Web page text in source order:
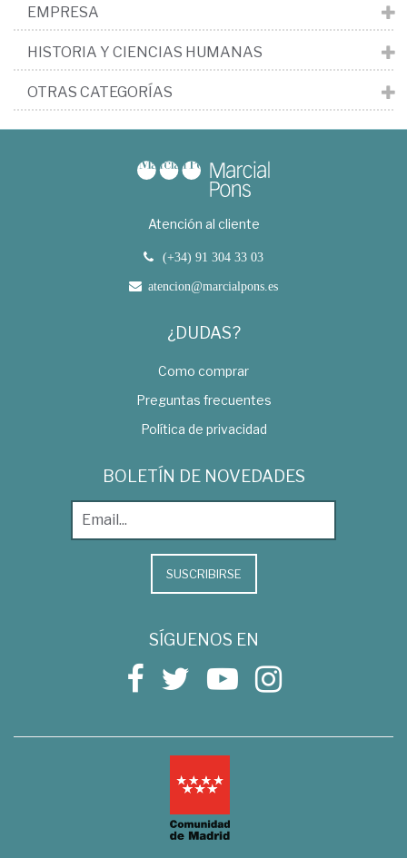
EMPRESA
HISTORIA Y CIENCIAS HUMANAS
OTRAS CATEGORÍAS
Atención al cliente
(+34) 91 304 33 03
atencion@marcialpons.es
¿DUDAS?
Como comprar
Preguntas frecuentes
Política de privacidad
BOLETÍN DE NOVEDADES
SUSCRIBIRSE
SÍGUENOS EN